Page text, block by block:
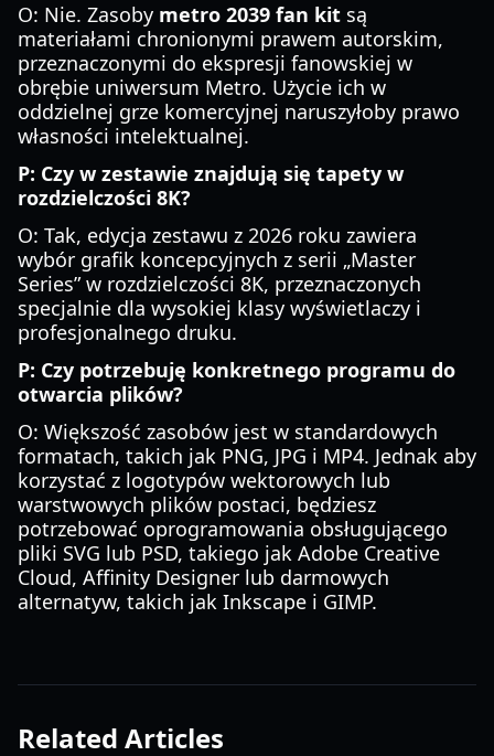
O: Nie. Zasoby metro 2039 fan kit są
materiałami chronionymi prawem autorskim,
przeznaczonymi do ekspresji fanowskiej w
obrębie uniwersum Metro. Użycie ich w
oddzielnej grze komercyjnej naruszyłoby prawo
własności intelektualnej.
P: Czy w zestawie znajdują się tapety w
rozdzielczości 8K?
O: Tak, edycja zestawu z 2026 roku zawiera
wybór grafik koncepcyjnych z serii „Master
Series” w rozdzielczości 8K, przeznaczonych
specjalnie dla wysokiej klasy wyświetlaczy i
profesjonalnego druku.
P: Czy potrzebuję konkretnego programu do
otwarcia plików?
O: Większość zasobów jest w standardowych
formatach, takich jak PNG, JPG i MP4. Jednak aby
korzystać z logotypów wektorowych lub
warstwowych plików postaci, będziesz
potrzebować oprogramowania obsługującego
pliki SVG lub PSD, takiego jak Adobe Creative
Cloud, Affinity Designer lub darmowych
alternatyw, takich jak Inkscape i GIMP.
Related Articles